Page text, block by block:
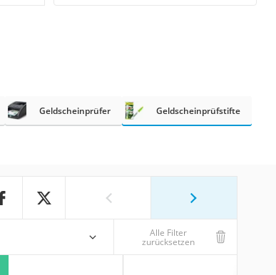
Geldscheinprüfer Geldscheinprüfstifte
Alle Filter
zurücksetzen